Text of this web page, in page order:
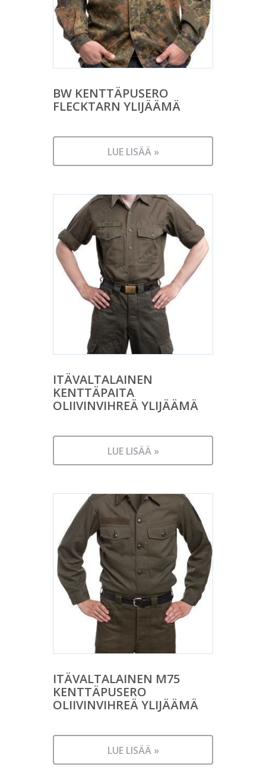
BW KENTTÄPUSERO
FLECKTARN YLIJÄÄMÄ
LUE LISÄÄ »
ITÄVALTALAINEN
KENTTÄPAITA
OLIIVINVIHREÄ YLIJÄÄMÄ
LUE LISÄÄ »
ITÄVALTALAINEN M75
KENTTÄPUSERO
OLIIVINVIHREÄ YLIJÄÄMÄ
LUE LISÄÄ »